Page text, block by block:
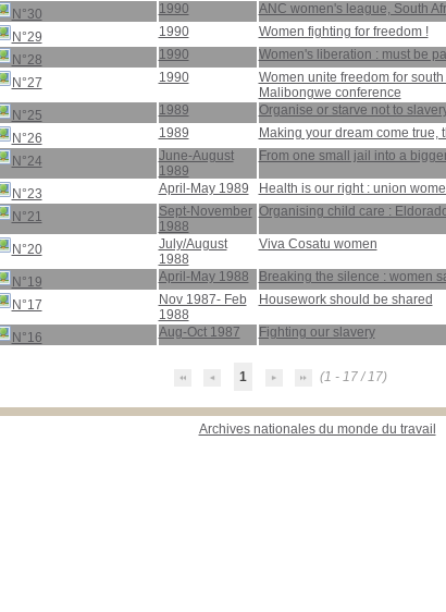
N°30
1990
ANC women's league, South
N°29
1990
Women fighting for freedom !
N°28
1990
Women's liberation : must be
N°27
1990
Women unite freedom for
Malibongwe conference
N°25
1989
Organise or starve not to
N°26
1989
Making your dream come
N°24
June-August
1989
From one small jail into a
N°23 April-May 1989
Health is our right : union
N°21
Sept-November
1988
Organising child care :
N°20
July/August
1988
Viva Cosatu women
N°19 April-May 1988
Breaking the silence : women
N°17
Nov 1987- Feb
1988
Housework should be shared
N°16 Aug-Oct 1987 Fighting our slavery
1 (1 - 17 / 17)
Archives nationales du monde du travail